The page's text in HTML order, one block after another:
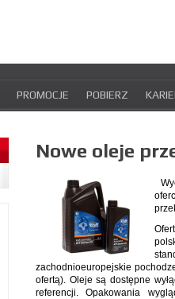
PROMOCJE POBIERZ
Nowe oleje
zachodnioeuropejskie
ofertą). Oleje są dostępne
referencji. Opakowania